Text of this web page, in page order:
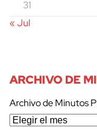
31
« Jul
ARCHIVO DE
Archivo de Minutos